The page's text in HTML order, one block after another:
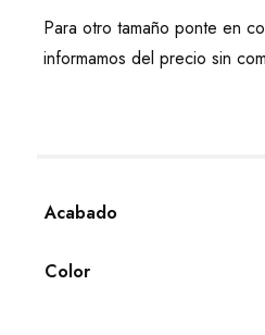
Para otro tamaño ponte en
informamos del precio sin
Acabado
Color